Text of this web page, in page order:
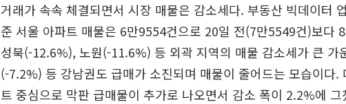
거래가 속속 체결되면서 시장 매물은 감소세다. 부동산 빅데이터
준 서울 아파트 매물은 6만9554건으로 20일 전(7만5549건)보다
성북(-12.6%), 노원(-11.6%) 등 외곽 지역의 매물 감소세가 큰 가
(-7.2%) 등 강남권도 급매가 소진되며 매물이 줄어드는 모습이다.
트 중심으로 막판 급매물이 추가로 나오면서 감소 폭이 2.2%에 그